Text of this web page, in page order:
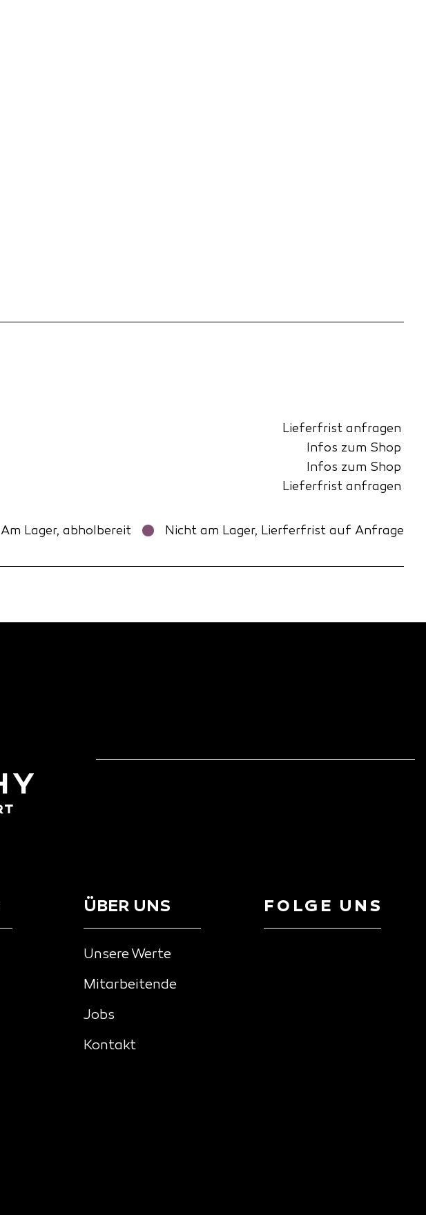
Lieferfrist anfragen
Infos zum Shop
Infos zum Shop
Lieferfrist anfragen
Am Lager, abholbereit Nicht am Lager, Lierferfrist auf Anfrage
ÜBER UNS
Unsere Werte
Mitarbeitende
Jobs
Kontakt
FOLGE UNS